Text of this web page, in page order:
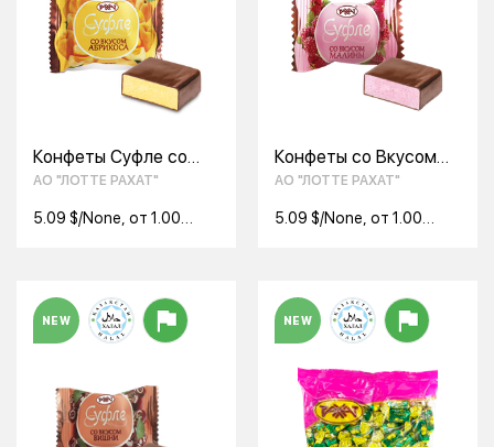
Конфеты Суфле со
вкусом Абрикоса 1кг
АО "ЛОТТЕ РАХАТ"
5.09 $/None, от 1.00
Конфеты со Вкусом
Малины Суфле Рахат
АО "ЛОТТЕ РАХАТ"
5.09 $/None, от 1.00
NEW NEW